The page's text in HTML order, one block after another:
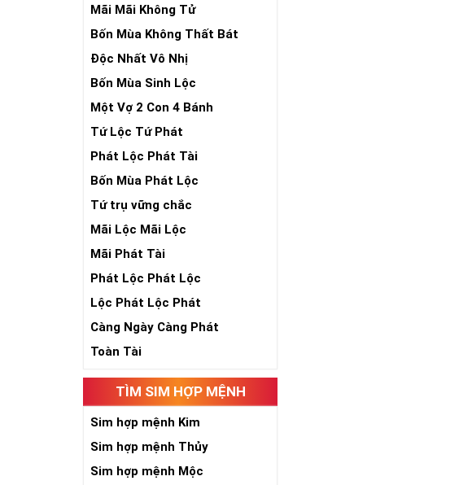
Mãi Mãi Không Tử
Bốn Mùa Không Thất Bát
Độc Nhất Vô Nhị
Bốn Mùa Sinh Lộc
Một Vợ 2 Con 4 Bánh
Tứ Lộc Tứ Phát
Phát Lộc Phát Tài
Bốn Mùa Phát Lộc
Tứ trụ vững chắc
Mãi Lộc Mãi Lộc
Mãi Phát Tài
Phát Lộc Phát Lộc
Lộc Phát Lộc Phát
Càng Ngày Càng Phát
Toàn Tài
TÌM SIM HỢP MỆNH
Sim hợp mệnh Kim
Sim hợp mệnh Thủy
Sim hợp mệnh Mộc